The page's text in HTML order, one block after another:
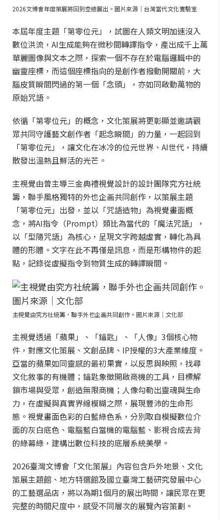
2026文博會年度策展將回到空總展出。圖片來源｜台灣當代文化實驗室
本屆年度主題「第零位元」，試圖在人類文明加速沒入
數位洪流，AI生成能夠在微秒間轉譯指令，產出成千上萬
華麗圖像與文本之際，探索一個不存在於電腦邏輯中的
幽靈座標，而這個座標指向的是創作者撥動開關前，大
腦皮質瞬間閃過的第一個「念頭」，亦如同啟動萬物的
原始咒語。
依循「第零位元」的概念，文化策展將更彰顯並邀請觀
眾共同守護藝文創作者「起念瞬間」的力量，一起回到
「第零位元」，讓文化在冰冷的位元世界、AI世代，持續
散發出溫熱且鮮活的光芒。
主視覺由曾主導三金典禮視覺設計的設計團隊究方社統
籌，聯手風格獨特的外也企画共同創作，以策展主題
「第零位元」出發，並以「咒語造物」為視覺畫面概
念，將AI指令（Prompt）類比為當代的「魔法咒語」，
以「型隨咒語」為核心，呈現文字跨越虛實，轉化為具
體的形體。文字在此不再僅是訊息，而是形構物件的起
點，記錄從虛擬指令到物質生成的轉譯瞬間。
主視覺由究方社統籌，聯手外也企画共同創作。圖片來源｜文化部
主視覺透過「蘋果」、「鑰匙」、「人像」3個核心物
件，對應文化策展、文創品牌、IP授權的3大產業維度。
亞當的蘋果如同靈感的最初果實，以反思與映照，找尋
文化敘事的有機體；鑰匙象徵開啟商機的工具，目標解
鎖市場與受眾，創造無限商機；人像勾勒出靈魂與生命
力，在虛擬與真實界線模糊之際，展現豐沛的生命形
態。視覺畫面色彩的白藍綠色系，分別取自模擬數位介
面的灰白底色、電腦藍白當機的電腦藍、影視合成去背
的綠幕綠，建構出數位科技的底層系統美學。
2026臺灣文博會「文化策展」內容包含戶外地景、文化
策展主題館、地方特選館及國立臺灣工藝研究發展中心
的工藝選品店，將以為期1個月的展出時間，讓民眾在更
完整的時間尺度中，感受不同層次的展覽內容策劃。